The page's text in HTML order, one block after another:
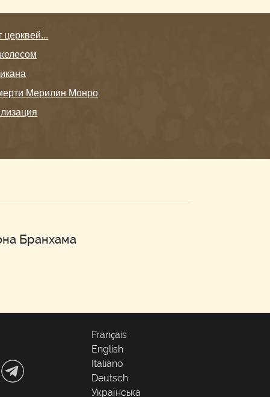
церквей...
Мерилин Монро
Бранхама
Français
English
Italiano
Deutsch
Українська